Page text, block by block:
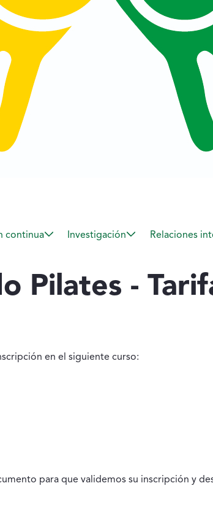
continua Investigación Relaciones
Pilates -
en el siguiente curso:
para que validemos su inscripción y